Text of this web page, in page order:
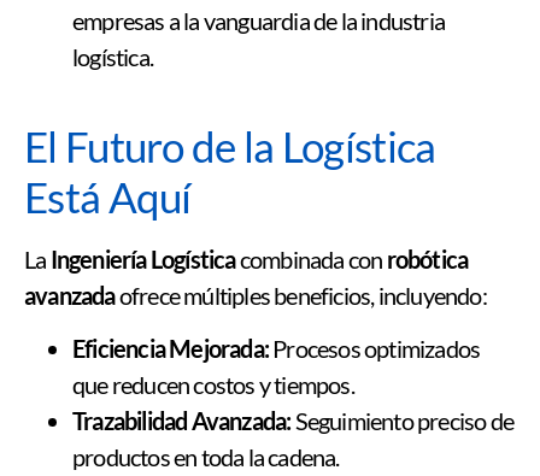
empresas a la vanguardia de la industria
logística.
El Futuro de la Logística
Está Aquí
La Ingeniería Logísticacombinada con robótica
avanzadaofrece múltiples beneficios, incluyendo:
Eficiencia Mejorada:Procesos optimizados
que reducen costos y tiempos.
Trazabilidad Avanzada:Seguimiento preciso de
productos en toda la cadena.